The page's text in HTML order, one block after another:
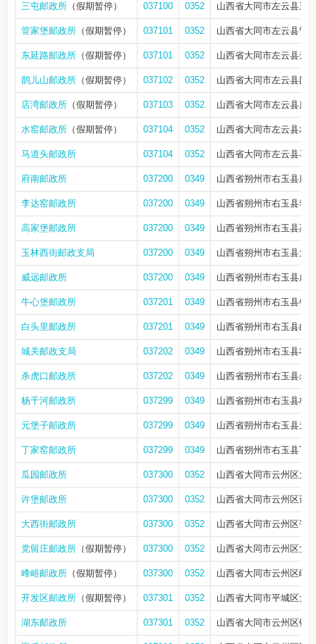
三屯邮政所 （假期暂停） 037100 0352 山西省大同市左云县三
管家堡邮政所 （假期暂停） 037101 0352 山西省大同市左云县管
东延路邮政所 （假期暂停） 037101 0352 山西省大同市左云县云
鹊儿山邮政所 （假期暂停） 037102 0352 山西省大同市左云县鹊
店湾邮政所 （假期暂停） 037103 0352 山西省大同市左云县店
水窑邮政所 （假期暂停） 037104 0352 山西省大同市左云县水
马道头邮政所 037104 0352 山西省大同市左云县马
府南邮政所 037200 0349 山西省朔州市右玉县府
李达窑邮政所 037200 0349 山西省朔州市右玉县李
高家堡邮政所 037200 0349 山西省朔州市右玉县高
玉林西街邮政支局 037200 0349 山西省朔州市右玉县大
威远邮政所 037200 0349 山西省朔州市右玉县威
牛心堡邮政所 037201 0349 山西省朔州市右玉县牛
白头里邮政所 037201 0349 山西省朔州市右玉县白
城关邮政支局 037202 0349 山西省朔州市右玉县右
杀虎口邮政所 037202 0349 山西省朔州市右玉县杀
杨千河邮政所 037299 0349 山西省朔州市右玉县杨
元堡子邮政所 037299 0349 山西省朔州市右玉县元
丁家窑邮政所 037299 0349 山西省朔州市右玉县丁
瓜园邮政所 037300 0352 山西省大同市云州区大
许堡邮政所 037300 0352 山西省大同市云州区许
大西街邮政所 037300 0352 山西省大同市云州区平
党留庄邮政所 （假期暂停） 037300 0352 山西省大同市云州区党
峰峪邮政所 （假期暂停） 037300 0352 山西省大同市云州区峰
开发区邮政所 （假期暂停） 037301 0352 山西省大同市平城区大
湖东邮政所 037301 0352 山西省大同市云州区铁